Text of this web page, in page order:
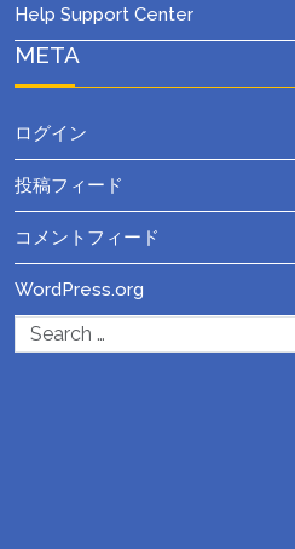
Help Support Center
META
ログイン
投稿フィード
コメントフィード
WordPress.org